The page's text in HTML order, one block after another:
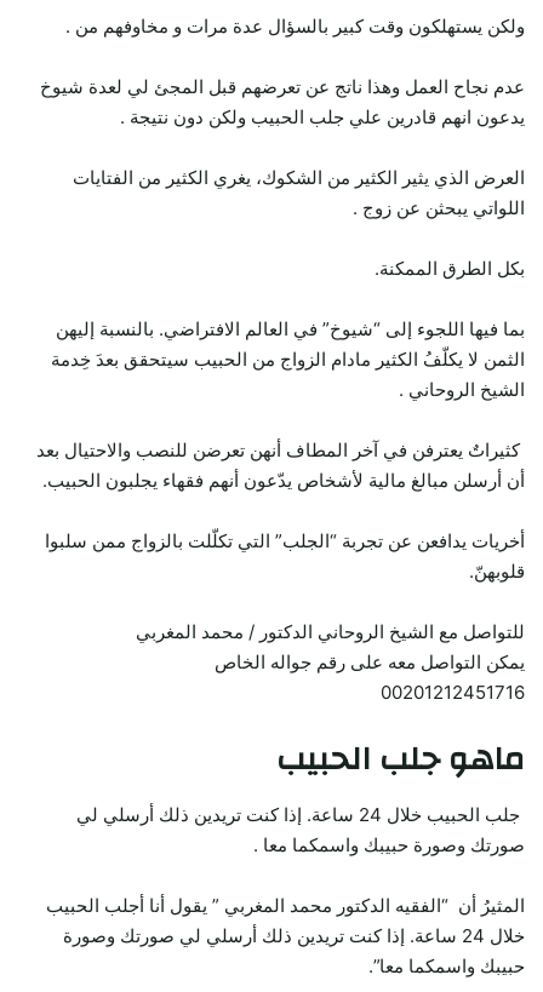
ولكن يستهلكون وقت كبير بالسؤال عدة مرات و مخاوفهم من .
عدم نجاح العمل وهذا ناتج عن تعرضهم قبل المجئ لي لعدة شيوخ
يدعون انهم قادرين علي جلب الحبيب ولكن دون نتيجة .
العرض الذي يثير الكثير من الشكوك، يغري الكثير من الفتايات
اللواتي يبحثن عن زوج .
بكل الطرق الممكنة.
بما فيها اللجوء إلى “شيوخ” في العالم الافتراضي. بالنسبة إليهن
الثمن لا يكلّفُ الكثير مادام الزواج من الحبيب سيتحقق بعدَ خِدمة
الشيخ الروحاني .
كثيراتٌ يعترفن في آخر المطاف أنهن تعرضن للنصب والاحتيال بعد
أن أرسلن مبالغ مالية لأشخاص يدّعون أنهم فقهاء يجلبون الحبيب.
أخريات يدافعن عن تجربة “الجلب” التي تكلّلت بالزواج ممن سلبوا
قلوبهنّ.
للتواصل مع الشيخ الروحاني الدكتور / محمد المغربي
يمكن التواصل معه على رقم جواله الخاص
00201212451716
ماهو جلب الحبيب
جلب الحبيب خلال 24 ساعة. إذا كنت تريدين ذلك أرسلي لي
صورتك وصورة حبيبك واسمكما معا .
المثيرُ أن “الفقيه الدكتور محمد المغربي ” يقول أنا أجلب الحبيب
خلال 24 ساعة. إذا كنت تريدين ذلك أرسلي لي صورتك وصورة
حبيبك واسمكما معا”.